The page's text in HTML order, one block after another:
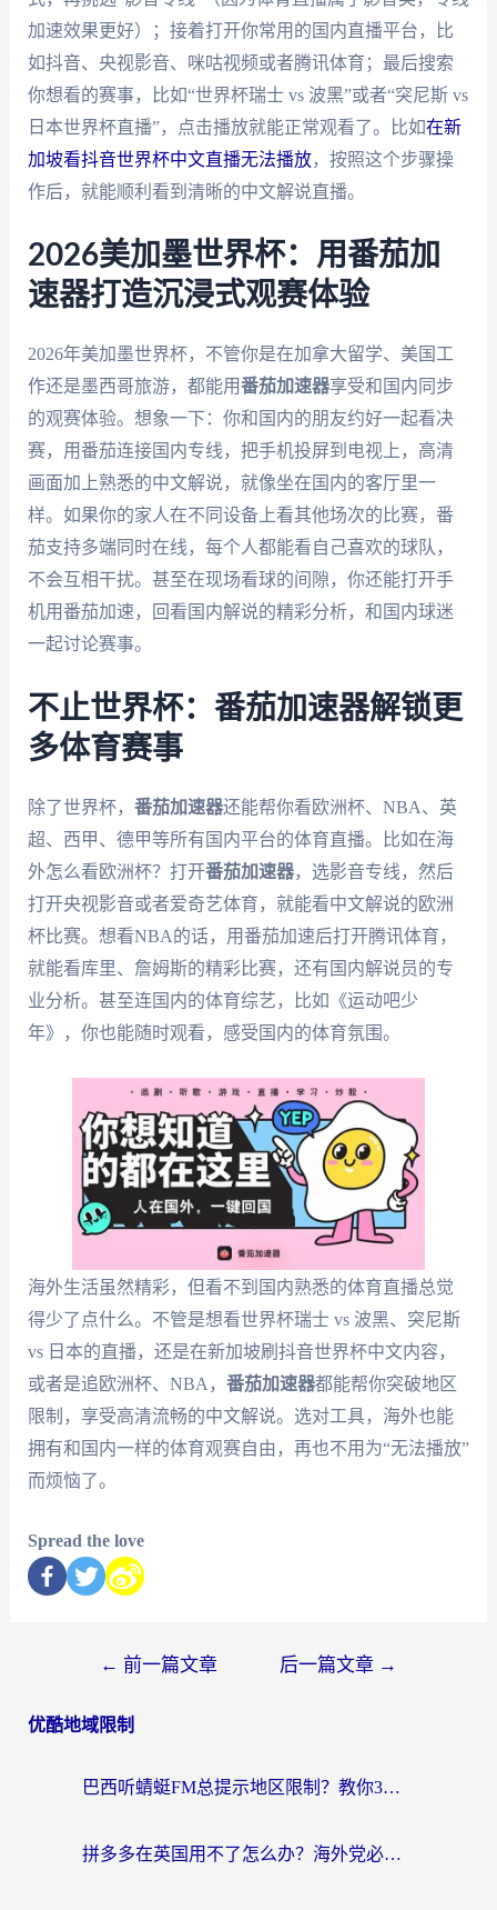
加速效果更好）；接着打开你常用的国内直播平台，比
如抖音、央视影音、咪咕视频或者腾讯体育；最后搜索
你想看的赛事，比如“世界杯瑞士 vs 波黑”或者“突尼斯 vs
日本世界杯直播”，点击播放就能正常观看了。比如在新
加坡看抖音世界杯中文直播无法播放，按照这个步骤操
作后，就能顺利看到清晰的中文解说直播。
2026美加墨世界杯：用番茄加
速器打造沉浸式观赛体验
2026年美加墨世界杯，不管你是在加拿大留学、美国工
作还是墨西哥旅游，都能用番茄加速器享受和国内同步
的观赛体验。想象一下：你和国内的朋友约好一起看决
赛，用番茄连接国内专线，把手机投屏到电视上，高清
画面加上熟悉的中文解说，就像坐在国内的客厅里一
样。如果你的家人在不同设备上看其他场次的比赛，番
茄支持多端同时在线，每个人都能看自己喜欢的球队，
不会互相干扰。甚至在现场看球的间隙，你还能打开手
机用番茄加速，回看国内解说的精彩分析，和国内球迷
一起讨论赛事。
不止世界杯：番茄加速器解锁更
多体育赛事
除了世界杯， 番茄加速器还能帮你看欧洲杯、NBA、英
超、西甲、德甲等所有国内平台的体育直播。比如在海
外怎么看欧洲杯？打开番茄加速器，选影音专线，然后
打开央视影音或者爱奇艺体育，就能看中文解说的欧洲
杯比赛。想看NBA的话，用番茄加速后打开腾讯体育，
就能看库里、詹姆斯的精彩比赛，还有国内解说员的专
业分析。甚至连国内的体育综艺，比如《运动吧少
年》，你也能随时观看，感受国内的体育氛围。
海外生活虽然精彩，但看不到国内熟悉的体育直播总觉
得少了点什么。不管是想看世界杯瑞士 vs 波黑、突尼斯
vs 日本的直播，还是在新加坡刷抖音世界杯中文内容，
或者是追欧洲杯、NBA， 番茄加速器都能帮你突破地区
限制，享受高清流畅的中文解说。选对工具，海外也能
拥有和国内一样的体育观赛自由，再也不用为“无法播放”
而烦恼了。
Spread the love
← 前一篇文章 后一篇文章 →
优酷地域限制
巴西听蜻蜓FM总提示地区限制？教你3步修改定位畅听国内内容
拼多多在英国用不了怎么办？海外党必看的回国加速全攻略（附B站洋码头解决方法）